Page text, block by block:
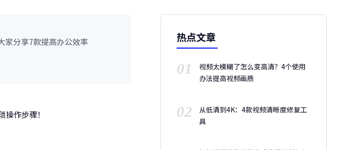
家分享7款提高办公效率
作步骤！
热点文章
01
视频太模糊了怎么变高清？4个使用
办法提高视频画质
02
从低清到4K：4款视频清晰度修复工
具